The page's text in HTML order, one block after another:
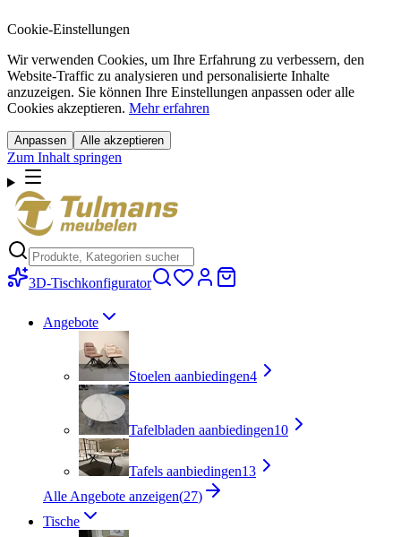
Cookie-Einstellungen
Wir verwenden Cookies, um Ihre Erfahrung zu verbessern, den
Website-Traffic zu analysieren und personalisierte Inhalte
anzuzeigen. Sie können Ihre Einstellungen anpassen oder alle
Cookies akzeptieren. Mehr erfahren
Anpassen Alle akzeptieren
Zum Inhalt springen
3D-Tischkonfigurator
Angebote
Stoelen aanbiedingen4
Tafelbladen aanbiedingen10
Tafels aanbiedingen13
Alle Angebote anzeigen(27)
Tische